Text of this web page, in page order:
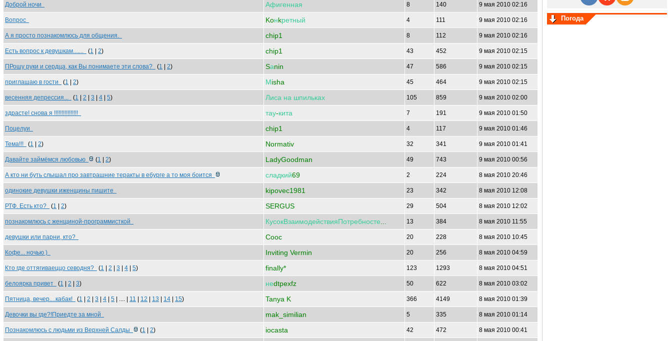
Доброй ночи Афигенная 8 140 9 мая 2010 02:16
Вопрос Koнkретный 4 111 9 мая 2010 02:16
А я просто познакомлюсь для общения. chip1 8 112 9 мая 2010 02:16
Есть вопрос к девушкам....... (1 2) chip1 43 452 9 мая 2010 02:15
ПРошу руки и сердца, как Вы понимаете эти слова? (1 2) Sаnin 47 586 9 мая 2010 02:15
приглашаю в гости (1 2) Мisha 45 464 9 мая 2010 02:15
весенняя депрессия... (1 2 3 4 5) Лиса на шпильках 105 859 9 мая 2010 02:00
здрасте! снова я !!!!!!!!!!!!!!!! тау-кита 7 191 9 мая 2010 01:50
Поцелуи chip1 4 117 9 мая 2010 01:46
Тема!!! (1 2) Normativ 32 341 9 мая 2010 01:41
Давайте займёмся любовью (1 2) LadyGoodman 49 743 9 мая 2010 00:56
А кто ни буть слышал про завтрашние теракты в ебурге а то моя боится сладкий69 2 224 8 мая 2010 20:46
одинокие девушки иженщины пишите kipovec1981 23 342 8 мая 2010 12:08
РТФ. Есть кто? (1 2) SERGUS 29 504 8 мая 2010 12:02
познакомлюсь с женщиной-программисткой КусокВзаимодействияПотребносте 13 384 8 мая 2010 11:55
девушки или парни, кто? Cooc 20 228 8 мая 2010 10:45
Кофе... ночью ) Inviting Vermin 20 256 8 мая 2010 04:59
Кто где оттягиваеццо севодня? (1 2 3 4 5) finally* 123 1293 8 мая 2010 04:51
белоярка привет (1 2 3) неdtpexfz 50 622 8 мая 2010 03:02
Пятница, вечер....кабак! (1 2 3 4 5 | .... | 11 12 13 14 15) Tanya K 366 4149 8 мая 2010 01:39
Девочки вы где?!Приедте за мной mak_similian 5 335 8 мая 2010 01:14
Познакомлюсь с людьми из Верхней Салды (1 2) iocasta 42 472 8 мая 2010 00:41
Погода